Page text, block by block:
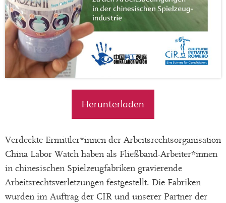
Herunterladen
Verdeckte Ermittler*innen der Arbeitsrechtsorganisation
China Labor Watch haben als Fließband-Arbeiter*innen
in chinesischen Spielzeugfabriken gravierende
Arbeitsrechtsverletzungen festgestellt. Die Fabriken
wurden im Auftrag der CIR und unserer Partner der